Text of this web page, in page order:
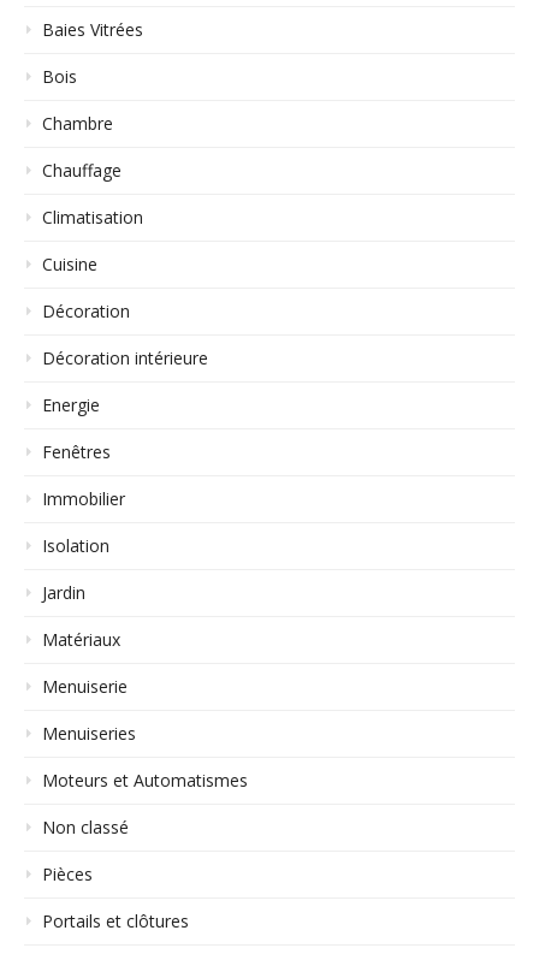
Baies Vitrées
Bois
Chambre
Chauffage
Climatisation
Cuisine
Décoration
Décoration intérieure
Energie
Fenêtres
Immobilier
Isolation
Jardin
Matériaux
Menuiserie
Menuiseries
Moteurs et Automatismes
Non classé
Pièces
Portails et clôtures